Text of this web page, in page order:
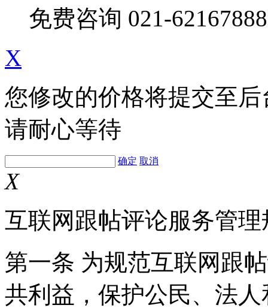
免费咨询 021-62167888
X
您修改的价格将提交至
请耐心等待
确定 取消
X
互联网跟帖评论服务管理
第一条 为规范互联网跟
共利益，保护公民、法